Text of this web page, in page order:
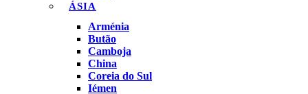
ÁSIA
Arménia
Butão
Camboja
China
Coreia do Sul
Iémen